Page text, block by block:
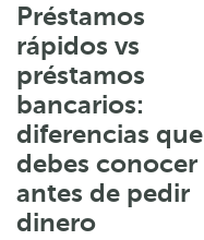
Préstamos
rápidos vs
préstamos
bancarios:
diferencias que
debes conocer
antes de pedir
dinero